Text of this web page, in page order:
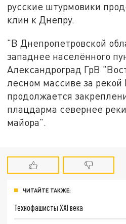
русские штурмовики
клин к Днепру.
"В Днепропетровской
западнее населённого
Александроград ГрВ
лесном массиве за рекой
продолжается
плацдарма севернее
майора".
ЧИТАЙТЕ ТАКЖЕ:
Технофашисты XXI века